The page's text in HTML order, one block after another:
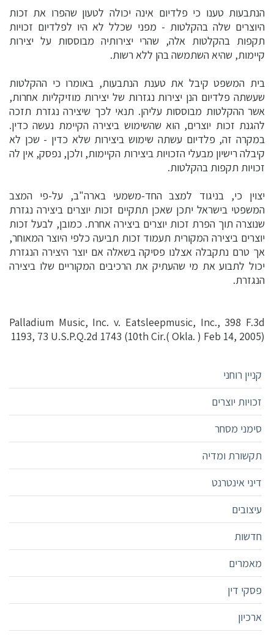
הנתבעות טענו כי פלדיום אינה יכולה לטעון שהפרו את זכות
היוצרים שלה בהקלטות - מפני שכלל לא היו לפלדיום זכויות
תקפות בהקלטות אלה, שהרי יצירותיה מבוססות על יצירות
קיימות, שהיא השתמשה בהן ללא רשות.
בית המשפט קיבל את טענת הנתבעות, באומרו כי ההקלטות
שעשתה פלדיום הנן יצירות נגזרות של יצירות מוזיקליות אחרות,
אשר ההקלטות מבוססות עליהן. תנאי לכך שיצירה נגזרת תזכה
להגנת זכות יוצרים, הוא שהשימוש ביצירה הקיימת נעשה כדין.
במקרה זה, פלדיום עשתה שימוש ביצירות שלא כדין - שכן לא
קיבלה רישיון מבעלי הזכויות ביצירות הקיימות, ולכן, נפסק, אין לה
זכויות תקפות בהקלטות.
יצוין כי, בניגוד למצב החד-משמעי בארה"ב, על-פי המצב
המשפטי בישראל יתכן שאכן תתקיים זכות יוצרים ביצירה נגזרת
שנוצרה תוך הפרת זכות יוצרים ביצירה אחרת. כמובן, לבעל זכות
יוצרים ביצירה המקורית תעמוד זכות תביעה כלפי היוצר המאוחר,
אך טרם נתקבלה אצלנו פסיקה בשאלה אם יוצר היצירה הנגזרת
יכול לתבוע את מי שהעתיק את הרכיבים המקוריים שלו ביצירה
הנגזרת.
Palladium Music, Inc. v. Eatsleepmusic, Inc., 398 F.3d
1193, 73 U.S.P.Q.2d 1743 (10th Cir.( Okla. ) Feb 14, 2005)
קניין רוחני
זכויות יוצרים
סימני מסחר
תקשורת ומדיה
דיני אינטרנט
עיצובים
חדשות
מאמרים
פסקי דין
ארכיון